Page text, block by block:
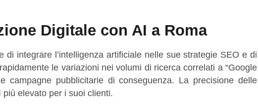
Digitale con AI a Roma
di integrare l’intelligenza artificiale nelle sue strategie SEO e di
le variazioni nei volumi di ricerca correlati a “Google
campagne pubblicitarie di conseguenza. La precisione delle
più elevato per i suoi clienti.